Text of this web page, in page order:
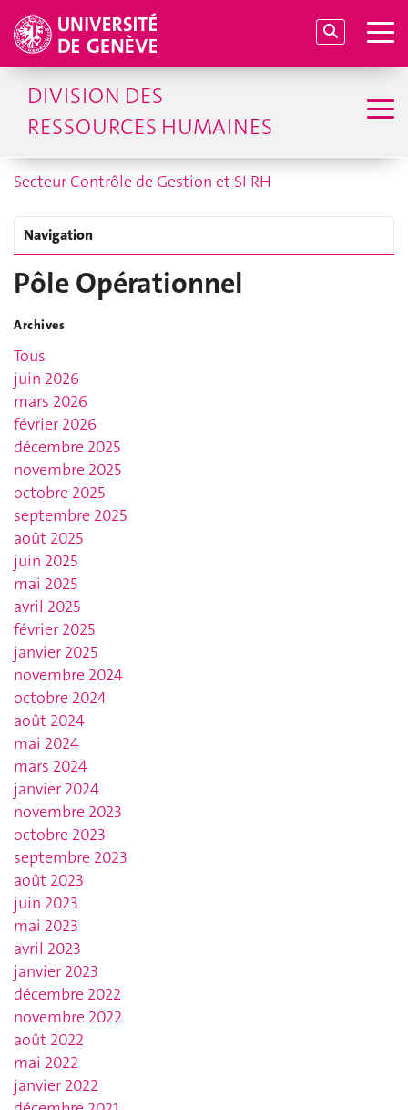
DIVISION DES
RESSOURCES HUMAINES
Secteur Contrôle de Gestion et SI RH
Navigation
Pôle Opérationnel
Archives
Tous
juin 2026
mars 2026
février 2026
décembre 2025
novembre 2025
octobre 2025
septembre 2025
août 2025
juin 2025
mai 2025
avril 2025
février 2025
janvier 2025
novembre 2024
octobre 2024
août 2024
mai 2024
mars 2024
janvier 2024
novembre 2023
octobre 2023
septembre 2023
août 2023
juin 2023
mai 2023
avril 2023
janvier 2023
décembre 2022
novembre 2022
août 2022
mai 2022
janvier 2022